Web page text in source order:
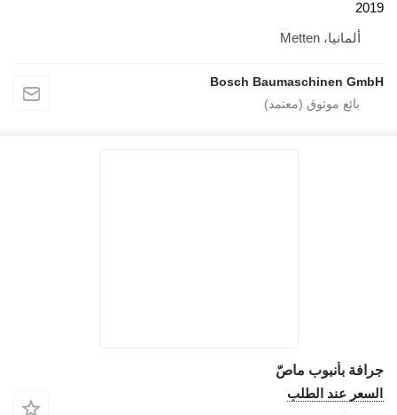
2019
ألمانيا، Metten
Bosch Baumaschinen GmbH
جرافة بأنبوب ماصّ
السعر عند الطلب